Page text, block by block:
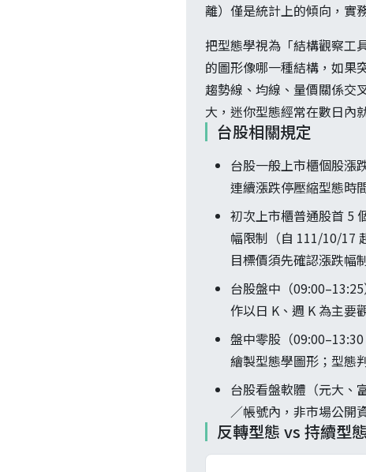
離）僅是統計上的傾向，實
把型態學視為「結構觀察工
的圖形像哪一種結構，如果
趨勢線、均線、量價關係交
大，迷你型態經常在數日內
台股相關規定
台股一般上市櫃個股漲
連續漲跌停壓縮型態時
初次上市櫃普通股首 5
幅限制（自 111/10/17
目標價須先確認漲跌幅
台股盤中（
作以日 K、週 K 為主要
盤中零股（
繪製型態學圖形；型態
台股看盤軟體（元大、
／帳號內，非市場公開
反轉型態 vs 持續型態